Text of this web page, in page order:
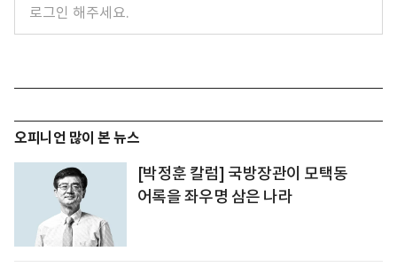
오피니언 많이 본 뉴스
[박정훈 칼럼] 국방장관이 모택동
어록을 좌우명 삼은 나라